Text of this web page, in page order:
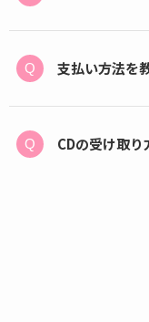
支払い方法を
CDの受け取